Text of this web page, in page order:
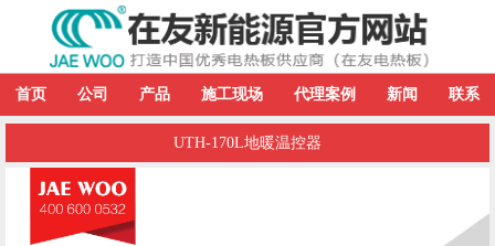
首页 公司 产品 施工现场 代理案例 新闻 联系
UTH-170L地暖温控器